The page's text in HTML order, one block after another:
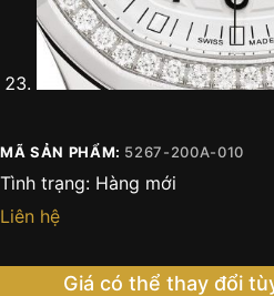
MÃ SẢN PHẨM: 5267-200A-010
Tình trạng: Hàng mới
Liên hệ
Giá có thể thay đổi